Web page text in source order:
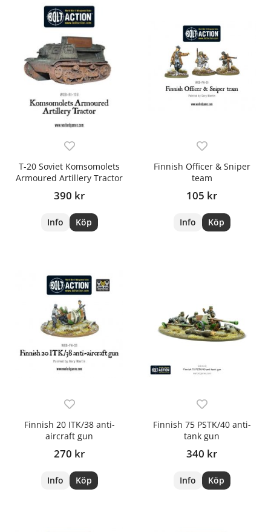
T-20 Soviet Komsomolets
Armoured Artillery Tractor
390 kr
Info Köp
Finnish Officer & Sniper
team
105 kr
Info Köp
Finnish 20 ITK/38 anti-
aircraft gun
270 kr
Info Köp
Finnish 75 PSTK/40 anti-
tank gun
340 kr
Info Köp